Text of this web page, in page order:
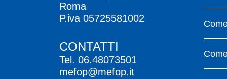
Roma
P.iva 05725581002
CONTATTI
Tel. 06.48073501
mefop@mefop.it